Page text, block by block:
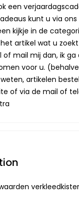
een
kunt u via
kijkje in de
artikel wat u
of mail mij dan, ik ga
voor u.
artikelen
of via de mail of